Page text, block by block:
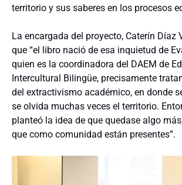
territorio y sus saberes en los procesos
La encargada del proyecto, Caterín Díaz
que “el libro nació de esa inquietud de
quien es la coordinadora del DAEM de
Intercultural Bilingüe, precisamente
del extractivismo académico, en donde
se olvida muchas veces el territorio.
planteó la idea de que quedase algo
que como comunidad están presentes”.